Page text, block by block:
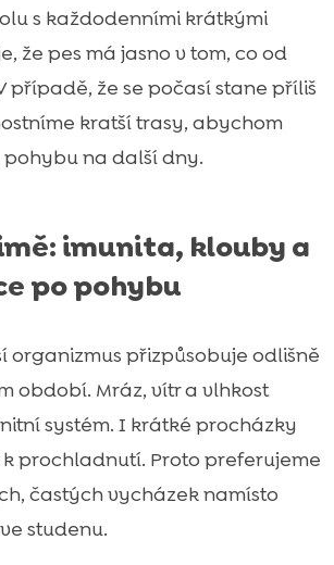
s každodenními krátkými
že pes má jasno v tom, co od
případě, že se počasí stane příliš
kratší trasy, abychom
na další dny.
imunita, klouby a
po pohybu
organizmus přizpůsobuje odlišně
období. Mráz, vítr a vlhkost
systém. I krátké procházky
prochladnutí. Proto preferujeme
častých vycházek namísto
studenu.